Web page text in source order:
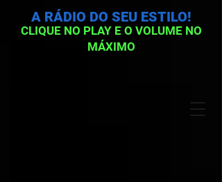
CLIQUE NO PLAY E O VOLUME NO
MÁXIMO
A RÁDIO DO SEU ESTILO!